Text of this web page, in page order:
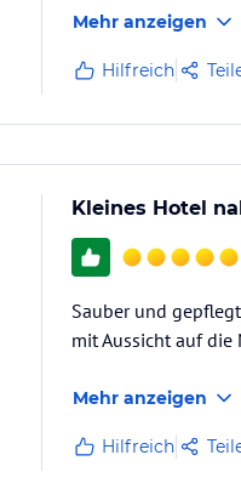
Mehr anzeigen
Hilfreich
Kleines Hotel
Sauber und
mit Aussicht auf
Mehr anzeigen
Hilfreich